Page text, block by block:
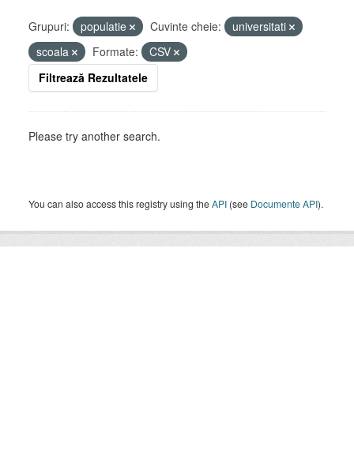
Grupuri: populatie Cuvinte cheie:
universitati
scoala
Formate:
CSV
Filtrează Rezultatele
Please try another search.
You can also access this registry using theAPI (see Documente API).